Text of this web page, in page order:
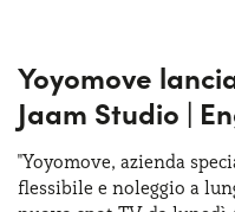
Yoyomove
Jaam Studio |
"Yoyomove, azienda
flessibile e noleggio a